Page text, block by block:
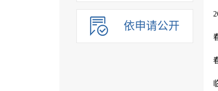
依申请公开